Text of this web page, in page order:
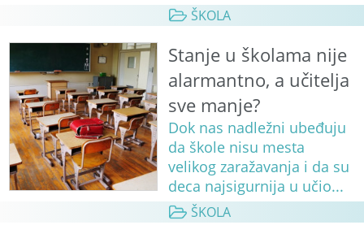
ŠKOLA
Stanje u školama nije
alarmantno, a učitelja
sve manje?
Dok nas nadležni ubeđuju
da škole nisu mesta
velikog zaražavanja i da su
deca najsigurnija u učio...
ŠKOLA